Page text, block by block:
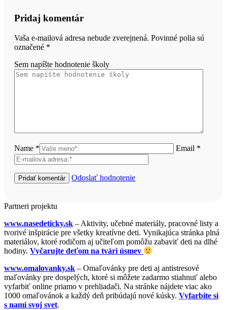
Pridaj komentár
Vaša e-mailová adresa nebude zverejnená. Povinné polia sú
označené *
Sem napíšte hodnotenie školy
Name * Email *
Odoslať hodnotenie
Partneri projektu
www.nasedeticky.sk – Aktivity, učebné materiály, pracovné listy a
tvorivé inšpirácie pre všetky kreatívne deti. Vynikajúca stránka plná
materiálov, ktoré rodičom aj učiteľom pomôžu zabaviť deti na dlhé
hodiny. Vyčarujte deťom na tvári úsmev
www.omalovanky.sk – Omaľovánky pre deti aj antistresové
maľovánky pre dospelých, ktoré si môžete zadarmo stiahnuť alebo
vyfarbiť online priamo v prehliadači. Na stránke nájdete viac ako
1000 omaľovánok a každý deň pribúdajú nové kúsky. Vyfarbite si
s nami svoj svet.